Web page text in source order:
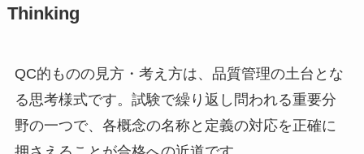
Thinking
QC的ものの見方・考え方は、品質管理の土台とな
る思考様式です。試験で繰り返し問われる重要分
野の一つで、各概念の名称と定義の対応を正確に